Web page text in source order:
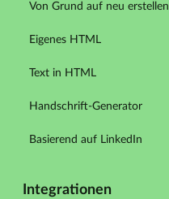
Von Grund auf neu erstellen
Eigenes HTML
Text in HTML
Handschrift-Generator
Basierend auf LinkedIn
Integrationen